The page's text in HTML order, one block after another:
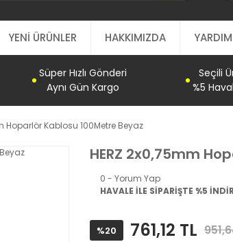
YENİ ÜRÜNLER HAKKIMIZDA YARDIM
Süper Hızlı Gönderi
Aynı Gün Kargo
Seçili
%5
Hoparlör Kablosu 100Metre Beyaz
HERZ 2x0,75mm
0 - Yorum Yap
HAVALE İLE SİPARİŞTE %5
%20 761,12 TL